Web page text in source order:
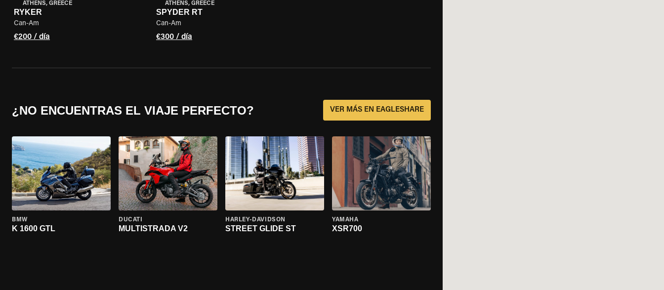
ATHENS, GREECE
RYKER
Can-Am
€200 / día
ATHENS, GREECE
SPYDER RT
Can-Am
€300 / día
¿NO ENCUENTRAS EL VIAJE PERFECTO? VER MÁS EN EAGLESHARE
BMW
K 1600 GTL
DUCATI
MULTISTRADA V2
HARLEY-DAVIDSON
STREET GLIDE ST
YAMAHA
XSR700